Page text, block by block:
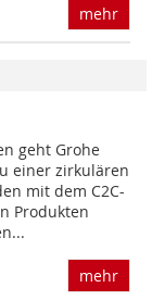
mehr
geht Grohe
einer zirkulären
mit dem C2C-
Produkten
mehr